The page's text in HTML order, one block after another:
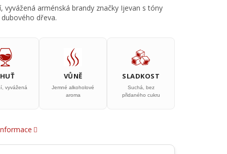
vyvážená arménská brandy značky Ijevan s tóny
dřeva.
vyvážená
VŮNĚ
Jemné alkoholové
aroma
SLADKOST
Suchá, bez
přidaného cukru